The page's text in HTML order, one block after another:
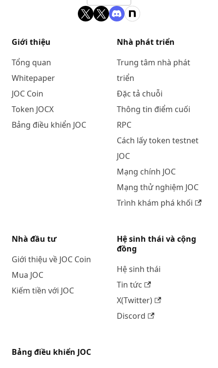
Giới thiệu
Tổng quan
Whitepaper
JOC Coin
Token JOCX
Bảng điều khiển JOC
Nhà phát triển
Trung tâm nhà phát
triển
Đặc tả chuỗi
Thông tin điểm cuối
RPC
Cách lấy token testnet
JOC
Mạng chính JOC
Mạng thử nghiệm JOC
Trình khám phá khối
Nhà đầu tư
Giới thiệu về JOC Coin
Mua JOC
Kiếm tiền với JOC
Hệ sinh thái và cộng
đồng
Hệ sinh thái
Tin tức
X(Twitter)
Discord
Bảng điều khiển JOC